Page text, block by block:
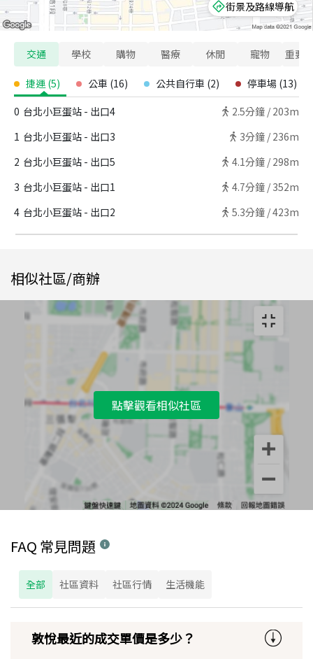
街景及路線導航
交通 學校 購物 醫療 休閒 寵物 重要
捷運 (5) 公車 (16) 公共自行車 (2) 停車場 (13)
0 台北小巨蛋站 - 出口4 2.5分鐘 / 203m
1 台北小巨蛋站 - 出口3 3分鐘 / 236m
2 台北小巨蛋站 - 出口5 4.1分鐘 / 298m
3 台北小巨蛋站 - 出口1 4.7分鐘 / 352m
4 台北小巨蛋站 - 出口2 5.3分鐘 /423m
相似社區/商辦
點擊觀看相似社區
FAQ 常見問題
全部 社區資料 社區行情 生活機能
敦悅最近的成交單價是多少？